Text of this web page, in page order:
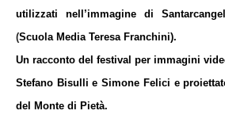
utilizzati nell’immagine di
(Scuola Media Teresa Franchini).
Un racconto del festival per immagini
Stefano Bisulli e Simone Felici e
del Monte di Pietà.